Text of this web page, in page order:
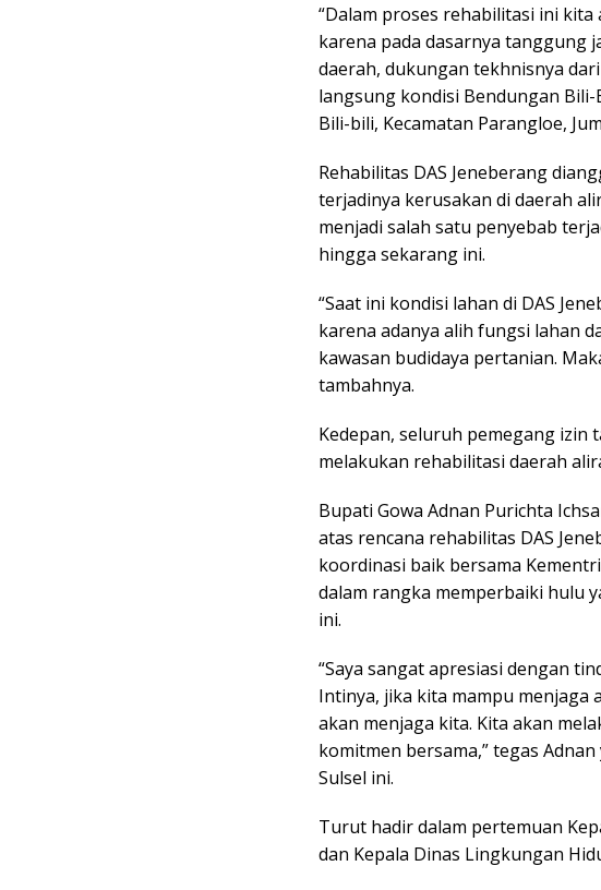
“Dalam proses rehabilitasi ini kita
karena pada dasarnya tanggung
daerah, dukungan tekhnisnya
langsung kondisi Bendungan Bili-
Bili-bili, Kecamatan Parangloe,
Rehabilitas DAS Jeneberang
terjadinya kerusakan di daerah
menjadi salah satu penyebab
hingga sekarang ini.
“Saat ini kondisi lahan di DAS
karena adanya alih fungsi lahan
kawasan budidaya pertanian.
tambahnya.
Kedepan, seluruh pemegang
melakukan rehabilitasi daerah
Bupati Gowa Adnan Purichta
atas rencana rehabilitas DAS
koordinasi baik bersama
dalam rangka memperbaiki hulu
ini.
“Saya sangat apresiasi dengan
Intinya, jika kita mampu menjaga
akan menjaga kita. Kita akan
komitmen bersama,” tegas
Sulsel ini.
Turut hadir dalam pertemuan
dan Kepala Dinas Lingkungan